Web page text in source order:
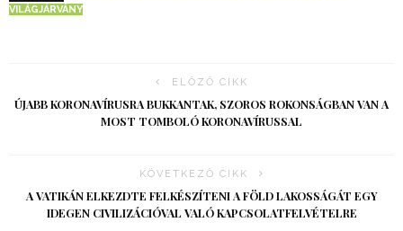
VILÁGJÁRVÁNY
ELŐZŐ CIKK
ÚJABB KORONAVÍRUSRA BUKKANTAK, SZOROS ROKONSÁGBAN VAN A
MOST TOMBOLÓ KORONAVÍRUSSAL
KÖVETKEZŐ CIKK
A VATIKÁN ELKEZDTE FELKÉSZÍTENI A FÖLD LAKOSSÁGÁT EGY
IDEGEN CIVILIZÁCIÓVAL VALÓ KAPCSOLATFELVÉTELRE